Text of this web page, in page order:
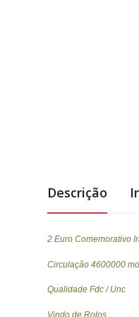
Descrição
2 Euro Comemorativo
Circulação 4600000
Qualidade Fdc / Unc
Vindo de Rolos.